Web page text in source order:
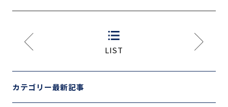
LIST
カテゴリー最新記事